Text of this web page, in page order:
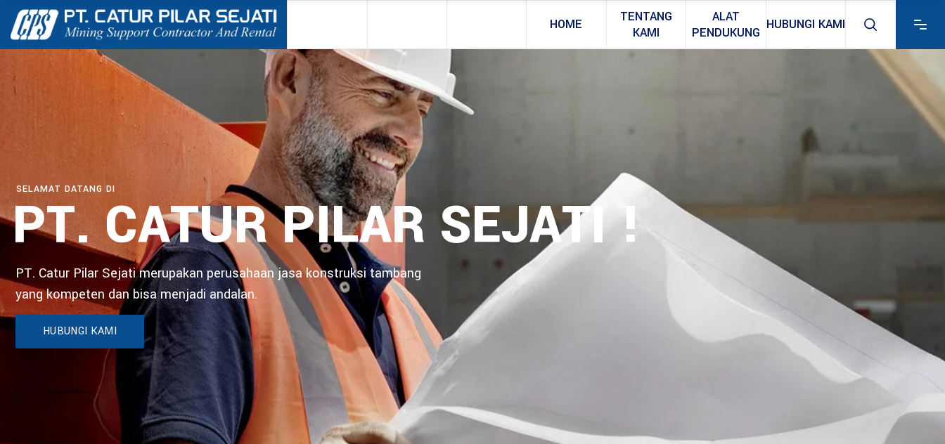
HOME
TENTANG
KAMI
ALAT
PENDUKUNG
HUBUNGI KAMI
PT. CATUR PILAR SEJATI !
PT. Catur Pilar Sejati merupakan perusahaan jasa konstruksi tambang
yang kompeten dan bisa menjadi andalan.
SELAMAT DATANG DI
HUBUNGI KAMI